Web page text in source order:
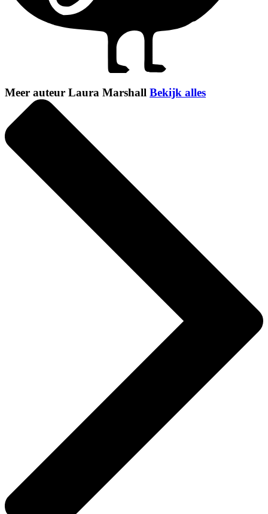
Meer auteur Laura Marshall Bekijk alles